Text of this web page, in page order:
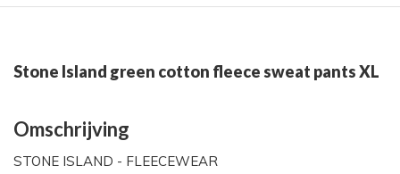
Stone Island green cotton fleece sweat pants XL
Omschrijving
STONE ISLAND - FLEECEWEAR